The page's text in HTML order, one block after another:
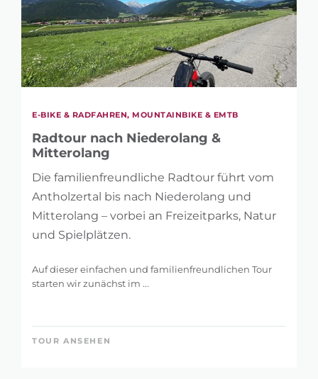
E-BIKE & RADFAHREN, MOUNTAINBIKE & EMTB
Radtour nach Niederolang &
Mitterolang
Die familienfreundliche Radtour führt vom
Antholzertal bis nach Niederolang und
Mitterolang – vorbei an Freizeitparks, Natur
und Spielplätzen.
Auf dieser einfachen und familienfreundlichen Tour
starten wir zunächst im ...
TOUR ANSEHEN